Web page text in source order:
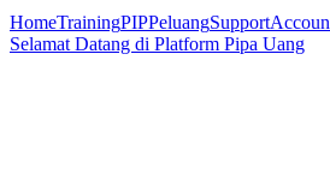
HomeTrainingPIPPeluangSupport
Selamat Datang di Platform Pipa Uang